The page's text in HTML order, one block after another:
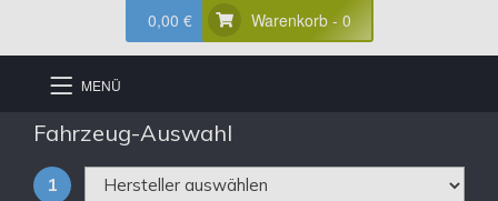
0,00 € Warenkorb - 0
MENÜ
Fahrzeug-Auswahl
1